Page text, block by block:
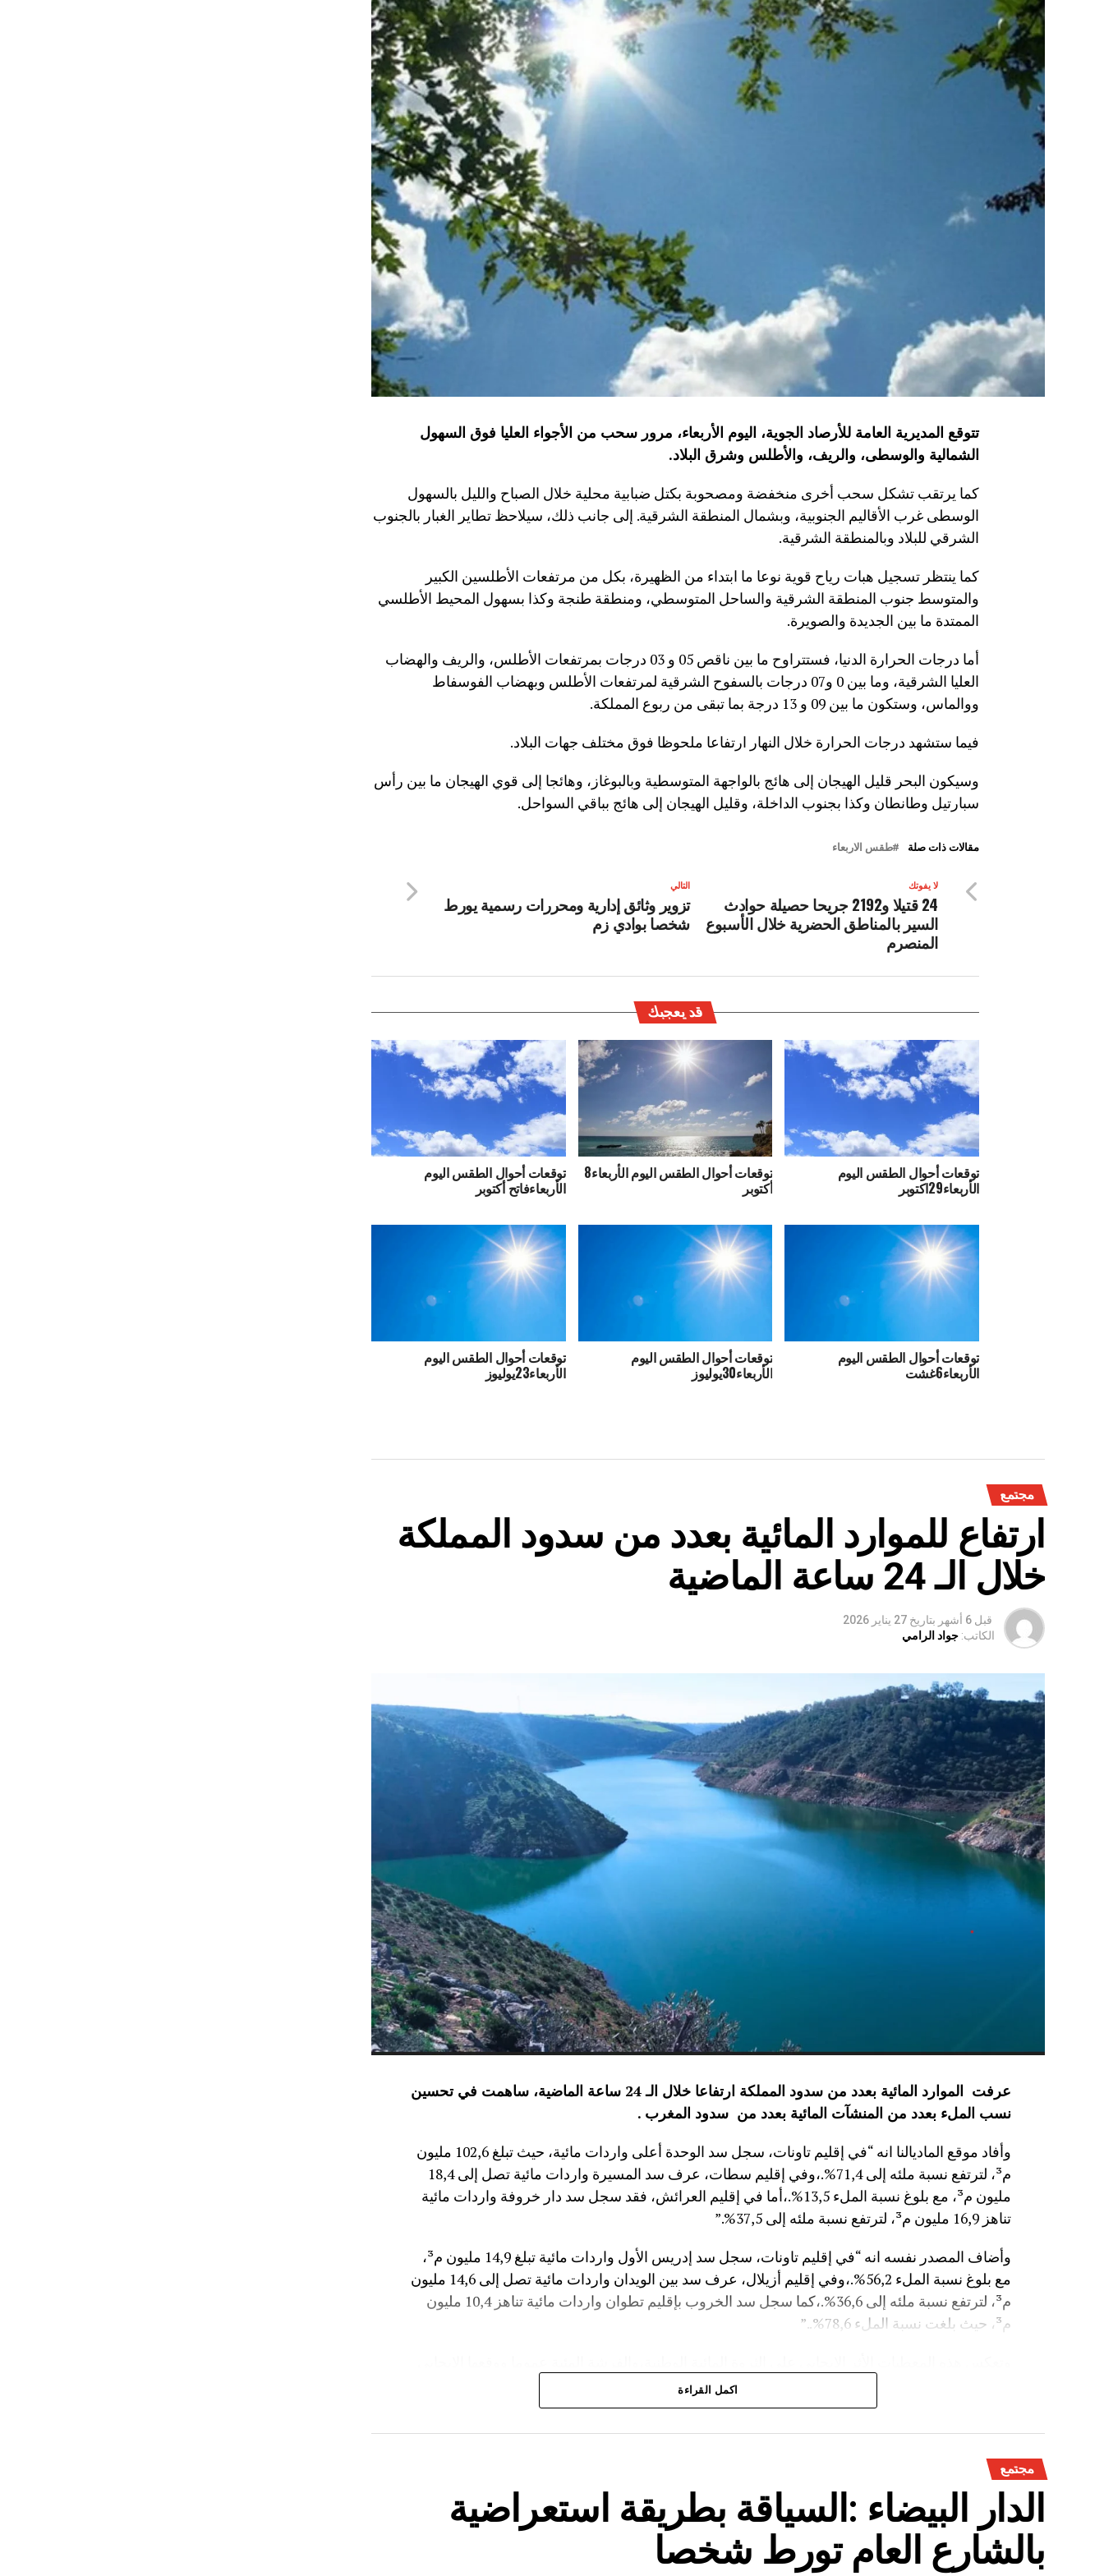
تتوقع المديرية العامة للأرصاد الجوية، اليوم الأربعاء، مرور سحب من الأجواء العليا فوق السهول
الشمالية والوسطى، والريف، والأطلس وشرق البلاد.
كما يرتقب تشكل سحب أخرى منخفضة ومصحوبة بكتل ضبابية محلية خلال الصباح والليل بالسهول
الوسطى غرب الأقاليم الجنوبية، وبشمال المنطقة الشرقية. إلى جانب ذلك، سيلاحظ تطاير الغبار بالجنوب
الشرقي للبلاد وبالمنطقة الشرقية.
كما ينتظر تسجيل هبات رياح قوية نوعا ما ابتداء من الظهيرة، بكل من مرتفعات الأطلسين الكبير
والمتوسط جنوب المنطقة الشرقية والساحل المتوسطي، ومنطقة طنجة وكذا بسهول المحيط الأطلسي
الممتدة ما بين الجديدة والصويرة.
أما درجات الحرارة الدنيا، فستتراوح ما بين ناقص 05 و 03 درجات بمرتفعات الأطلس، والريف والهضاب
العليا الشرقية، وما بين 0 و07 درجات بالسفوح الشرقية لمرتفعات الأطلس وبهضاب الفوسفاط
ووالماس، وستكون ما بين 09 و 13 درجة بما تبقى من ربوع المملكة.
فيما ستشهد درجات الحرارة خلال النهار ارتفاعا ملحوظا فوق مختلف جهات البلاد.
وسيكون البحر قليل الهيجان إلى هائج بالواجهة المتوسطية وبالبوغاز، وهائجا إلى قوي الهيجان ما بين رأس
سبارتيل وطانطان وكذا بجنوب الداخلة، وقليل الهيجان إلى هائج بباقي السواحل.
مقالات ذات صلة طقس الاربعاء
التالي
تزوير وثائق إدارية ومحررات رسمية يورط
شخصا بوادي زم
لا يفوتك
24 قتيلا و2192 جريحا حصيلة حوادث
السير بالمناطق الحضرية ‏خلال الأسبوع
المنصرم
قد يعجبك
توقعات أحوال الطقس اليوم
الأربعاء29اكتوبر
توقعات أحوال الطقس اليوم الأربعاء8
أكتوبر
توقعات أحوال الطقس اليوم
الأربعاءفاتح أكتوبر
توقعات أحوال الطقس اليوم
الأربعاء6غشت
توقعات أحوال الطقس اليوم
الأربعاء30يوليوز
توقعات أحوال الطقس اليوم
الأربعاء23يوليوز
مجتمع
ارتفاع للموارد المائية بعدد من سدود المملكة
خلال الـ 24 ساعة الماضية
قبل 6 أشهر بتاريخ 27 يناير 2026
الكاتب: جواد الرامي
عرفت الموارد المائية بعدد من سدود المملكة ارتفاعا خلال الـ 24 ساعة الماضية، ساهمت في تحسين
نسب الملء بعدد من المنشآت المائية بعدد من سدود المغرب .
وأفاد موقع الماديالنا انه “في إقليم تاونات، سجل سد الوحدة أعلى واردات مائية، حيث تبلغ 102,6 مليون
م³، لترتفع نسبة ملئه إلى 71,4%.،وفي إقليم سطات، عرف سد المسيرة واردات مائية تصل إلى 18,4
مليون م³، مع بلوغ نسبة الملء 13,5%.،أما في إقليم العرائش، فقد سجل سد دار خروفة واردات مائية
تناهز 16,9 مليون م³، لترتفع نسبة ملئه إلى 37,5%.”
وأضاف المصدر نفسه انه “في إقليم تاونات، سجل سد إدريس الأول واردات مائية تبلغ 14,9 مليون م³،
مع بلوغ نسبة الملء 56,2%.،وفي إقليم أزيلال، عرف سد بين الويدان واردات مائية تصل إلى 14,6 مليون
م³، لترتفع نسبة ملئه إلى 36,6%.،كما سجل سد الخروب بإقليم تطوان واردات مائية تناهز 10,4 مليون
م³، حيث بلغت نسبة الملء 78,6%..”
اكمل القراءة
مجتمع
الدار البيضاء :السياقة بطريقة استعراضية
بالشارع العام تورط شخصا